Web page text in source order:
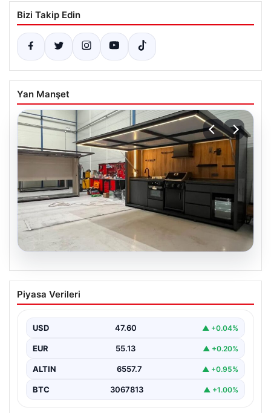
Bizi Takip Edin
Yan Manşet
04.08.2026
Bahçe Mutfakları ve Prestijli Yaşam
Mekanları
yaşamaktadır. Baştan başa lüks villalarda ikamet eden…
Piyasa Verileri
USD 47.60 ▲ +0.04%
EUR 55.13 ▲ +0.20%
ALTIN 6557.7 ▲ +0.95%
BTC 3067813 ▲ +1.00%